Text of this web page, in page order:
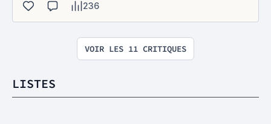
236
VOIR LES 11 CRITIQUES
LISTES